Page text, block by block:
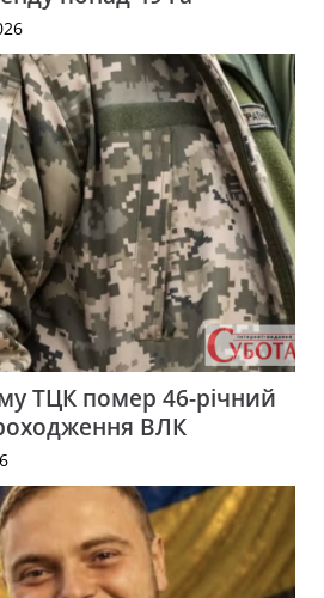
ТЦК помер 46-річний
ВЛК